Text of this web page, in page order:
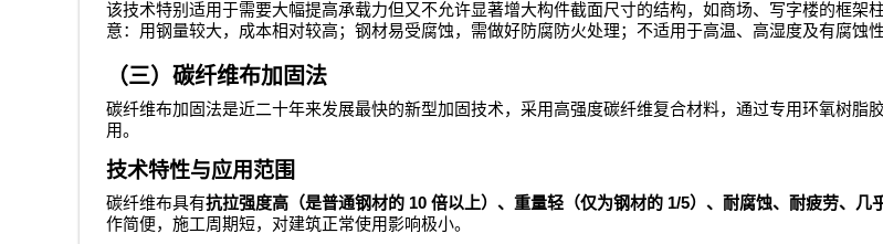
该技术特别适用于需要大幅提高承载力但又不允许显著增大构件截面尺寸的结构，如商场、写字楼的框架
意：用钢量较大，成本相对较高；钢材易受腐蚀，需做好防腐防火处理；不适用于高温、高湿度及有腐蚀性
（三）碳纤维布加固法
碳纤维布加固法是近二十年来发展最快的新型加固技术，采用高强度碳纤维复合材料，通过专用环氧树
用。
技术特性与应用范围
碳纤维布具有抗拉强度高（是普通钢材的 10 倍以上）、重量轻（仅为钢材的 1/5）、耐腐蚀、耐疲劳、几
作简便，施工周期短，对建筑正常使用影响极小。